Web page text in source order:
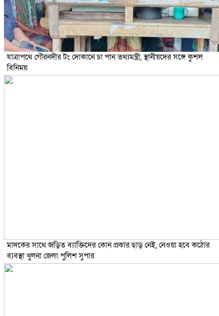
যাত্রাপথে গৌরনদীর টং দোকানে চা পান তথ্যমন্ত্রী, স্থানীয়দের সঙ্গে কুশল
বিনিময়
মাদকের সাথে জড়িত ব্যাক্তিদের কোন প্রকার ছাড় নেই, নেওয়া হবে কঠোর
ব্যবস্থা খুলনা জেলা পুলিশ সুপার